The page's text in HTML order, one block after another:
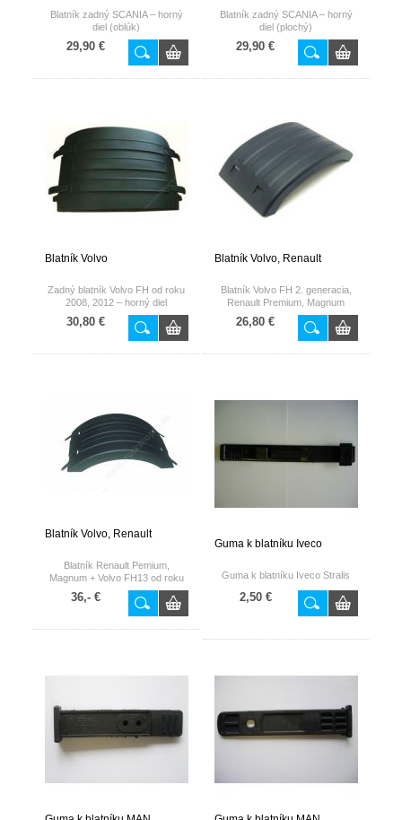
Blatník zadný SCANIA – horný
diel (oblúk)
29,90 €
Blatník zadný SCANIA – horný
diel (plochý)
29,90 €
Blatník Volvo
Zadný blatník Volvo FH od roku
2008, 2012 – horný diel
30,80 €
Blatník Volvo, Renault
Blatník Volvo FH 2. generacia,
Renault Premium, Magnum
26,80 €
Blatník Volvo, Renault
Blatník Renault Pemium,
Magnum + Volvo FH13 od roku
36,- €
Guma k blatníku Iveco
Guma k blatníku Iveco Stralis
2,50 €